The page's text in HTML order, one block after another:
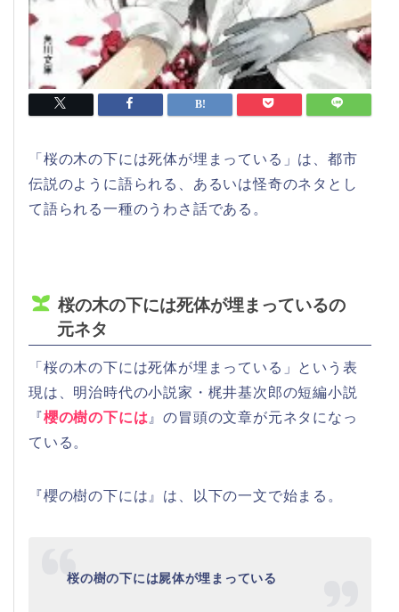
「桜の木の下には死体が埋まっている」は、都市
伝説のように語られる、あるいは怪奇のネタとし
て語られる一種のうわさ話である。
桜の木の下には死体が埋まっているの
元ネタ
「桜の木の下には死体が埋まっている」という表
現は、明治時代の小説家・梶井基次郎の短編小説
『櫻の樹の下には 』の冒頭の文章が元ネタになっ
ている。
『櫻の樹の下には』は、以下の一文で始まる。
桜の樹の下には屍体が埋まっている